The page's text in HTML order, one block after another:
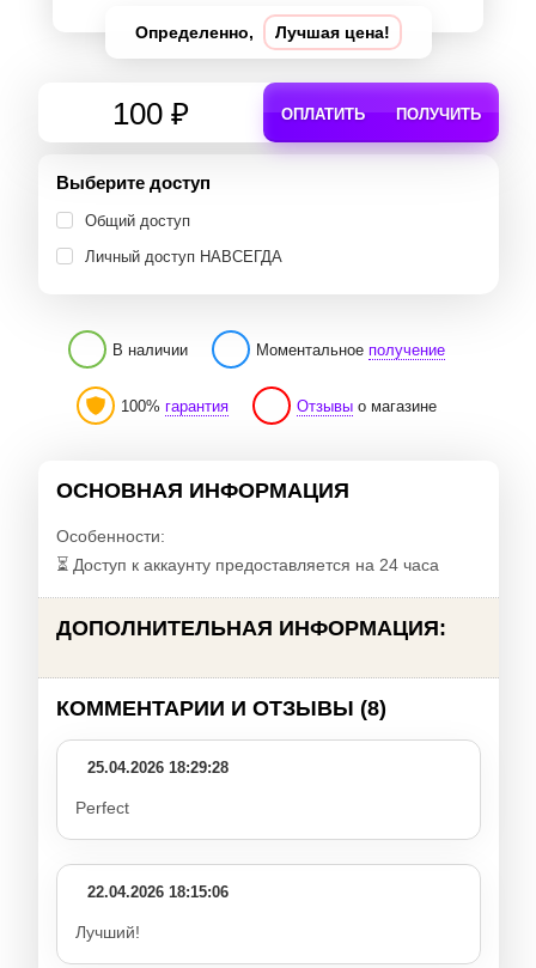
Определенно, Лучшая цена!
100 ₽ ОПЛАТИТЬ ПОЛУЧИТЬ
Выберите доступ
Общий доступ
Личный доступ НАВСЕГДА
В наличии Моментальное получение
100% гарантия Отзывыо магазине
ОСНОВНАЯ ИНФОРМАЦИЯ
Особенности:
⏳ Доступ к аккаунту предоставляется на 24 часа
ДОПОЛНИТЕЛЬНАЯ ИНФОРМАЦИЯ:
КОММЕНТАРИИ И ОТЗЫВЫ (8)
25.04.2026 18:29:28
Perfect
22.04.2026 18:15:06
Лучший!